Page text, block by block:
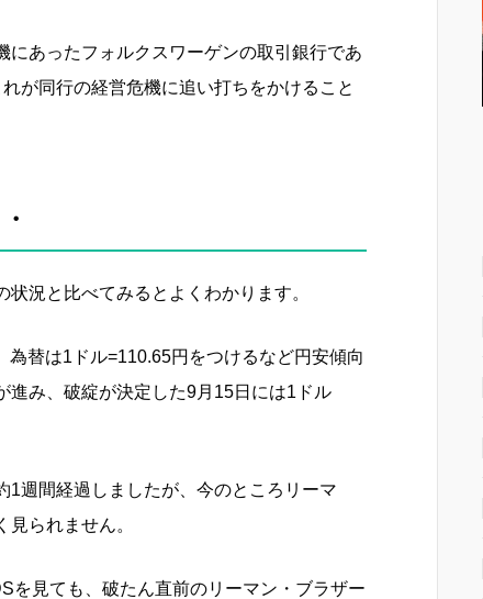
にあったフォルクスワーゲンの取引銀行であ
が同行の経営危機に追い打ちをかけること
況と比べてみるとよくわかります。
替は1ドル=110.65円をつけるなど円安傾向
進み、破綻が決定した9月15日には1ドル
1週間経過しましたが、今のところリーマ
られません。
を見ても、破たん直前のリーマン・ブラザー